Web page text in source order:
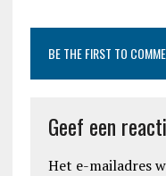
BE THE FIRST TO
Geef een
Het e-mailadres